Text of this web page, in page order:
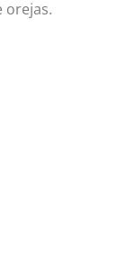
orejas.